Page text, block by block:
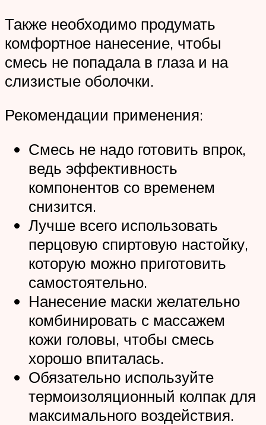
Также необходимо продумать
комфортное нанесение, чтобы
смесь не попадала в глаза и на
слизистые оболочки.
Рекомендации применения:
Смесь не надо готовить впрок,
ведь эффективность
компонентов со временем
снизится.
Лучше всего использовать
перцовую спиртовую настойку,
которую можно приготовить
самостоятельно.
Нанесение маски желательно
комбинировать с массажем
кожи головы, чтобы смесь
хорошо впиталась.
Обязательно используйте
термоизоляционный колпак для
максимального воздействия.